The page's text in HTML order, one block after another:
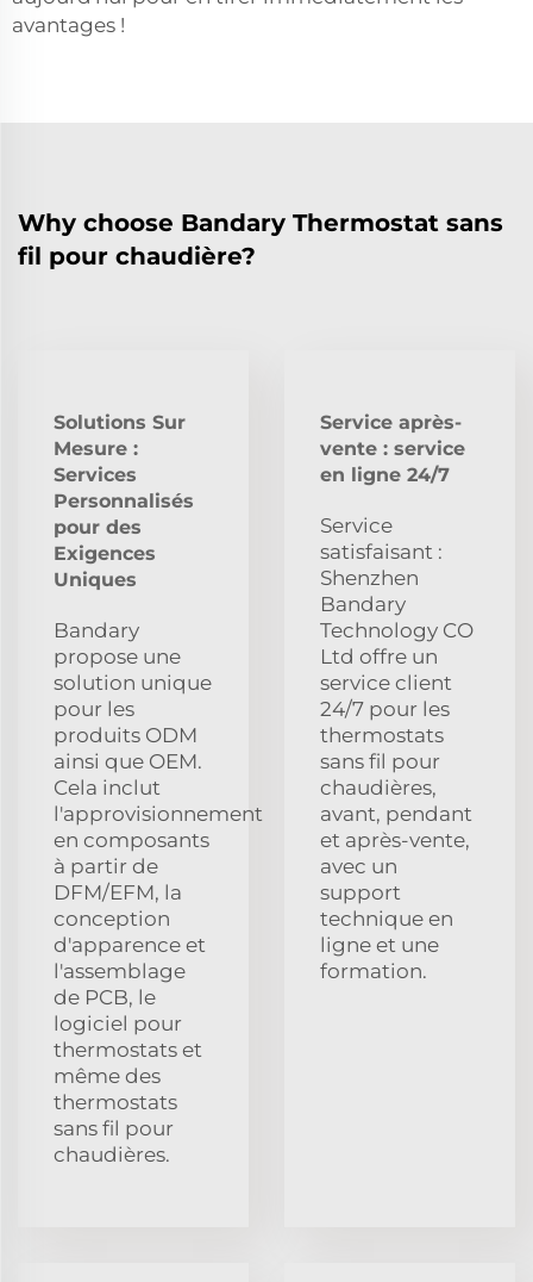
avantages !
Why choose Bandary Thermostat sans
fil pour chaudière?
Solutions Sur
Mesure :
Services
Personnalisés
pour des
Exigences
Uniques
Bandary
propose une
solution unique
pour les
produits ODM
ainsi que OEM.
Cela inclut
l'approvisionnement
en composants
à partir de
DFM/EFM, la
conception
d'apparence et
l'assemblage
de PCB, le
logiciel pour
thermostats et
même des
thermostats
sans fil pour
chaudières.
Service après-
vente : service
en ligne 24/7
Service
satisfaisant :
Shenzhen
Bandary
Technology CO
Ltd offre un
service client
24/7 pour les
thermostats
sans fil pour
chaudières,
avant, pendant
et après-vente,
avec un
support
technique en
ligne et une
formation.